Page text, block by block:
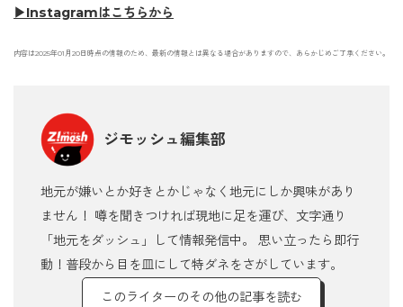
▶Instagramはこちらから
内容は2025年01月20日時点の情報のため、最新の情報とは異なる場合がありますので、あらかじめご了承ください。
ジモッシュ編集部
地元が嫌いとか好きとかじゃなく地元にしか興味があり
ません！ 噂を聞きつければ現地に足を運び、文字通り
「地元をダッシュ」して情報発信中。 思い立ったら即行
動！普段から目を皿にして特ダネをさがしています。
このライターのその他の記事を読む